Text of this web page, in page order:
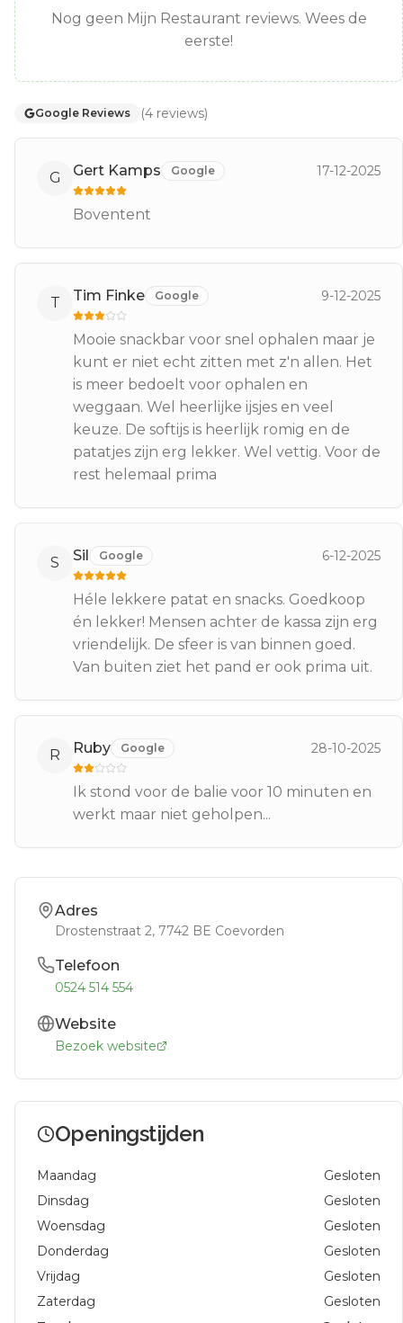
Nog geen Mijn Restaurant reviews. Wees de
eerste!
Google Reviews (4 reviews)
G Gert Kamps Google 17-12-2025
Boventent
T Tim Finke Google 9-12-2025
Mooie snackbar voor snel ophalen maar je
kunt er niet echt zitten met z'n allen. Het
is meer bedoelt voor ophalen en
weggaan. Wel heerlijke ijsjes en veel
keuze. De softijs is heerlijk romig en de
patatjes zijn erg lekker. Wel vettig. Voor de
rest helemaal prima
S Sil Google 6-12-2025
Héle lekkere patat en snacks. Goedkoop
én lekker! Mensen achter de kassa zijn erg
vriendelijk. De sfeer is van binnen goed.
Van buiten ziet het pand er ook prima uit.
R Ruby Google 28-10-2025
Ik stond voor de balie voor 10 minuten en
werkt maar niet geholpen...
Adres
Drostenstraat 2, 7742 BE Coevorden
Telefoon
0524 514 554
Website
Bezoek website
Openingstijden
Maandag
Gesloten
Dinsdag
Gesloten
Woensdag
Gesloten
Donderdag
Gesloten
Vrijdag
Gesloten
Zaterdag
Gesloten